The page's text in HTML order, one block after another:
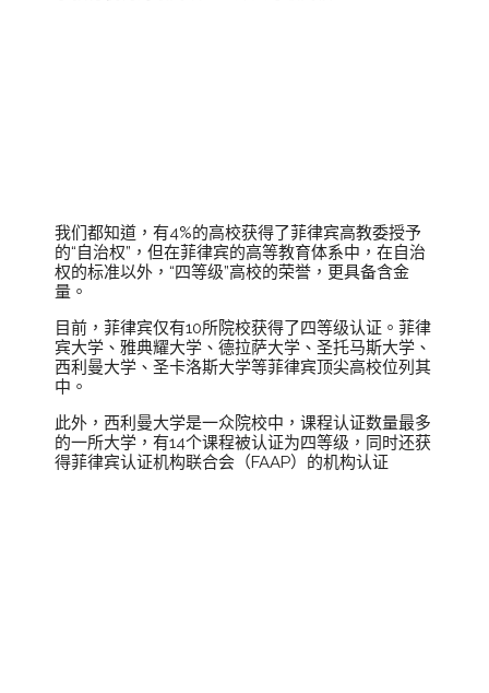
我们都知道，有4%的高校获得了菲律宾高教委授予
的“自治权”，但在菲律宾的高等教育体系中，在自治
权的标准以外，“四等级”高校的荣誉，更具备含金
量。
目前，菲律宾仅有10所院校获得了四等级认证。菲律
宾大学、雅典耀大学、德拉萨大学、圣托马斯大学、
西利曼大学、圣卡洛斯大学等菲律宾顶尖高校位列其
中。
此外，西利曼大学是一众院校中，课程认证数量最多
的一所大学，有14个课程被认证为四等级，同时还获
得菲律宾认证机构联合会（FAAP）的机构认证